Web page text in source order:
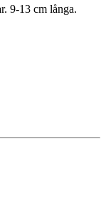
9-13 cm långa.